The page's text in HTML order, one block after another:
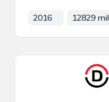
2016 12829 mil